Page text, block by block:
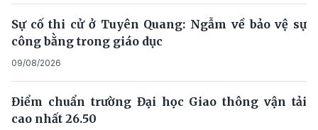
Sự cố thi cử ở Tuyên Quang: Ngẫm về bảo vệ sự
công bằng trong giáo dục
09/08/2026
Điểm chuẩn trường Đại học Giao thông vận tải
cao nhất 26.50